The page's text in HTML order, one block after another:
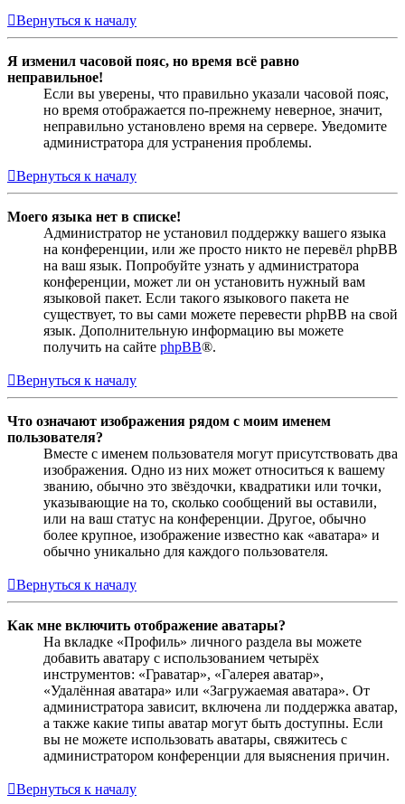
Вернуться к началу
Я изменил часовой пояс, но время всё равно
неправильное!
Если вы уверены, что правильно указали часовой пояс,
но время отображается по-прежнему неверное, значит,
неправильно установлено время на сервере. Уведомите
администратора для устранения проблемы.
Вернуться к началу
Моего языка нет в списке!
Администратор не установил поддержку вашего языка
на конференции, или же просто никто не перевёл phpBB
на ваш язык. Попробуйте узнать у администратора
конференции, может ли он установить нужный вам
языковой пакет. Если такого языкового пакета не
существует, то вы сами можете перевести phpBB на свой
язык. Дополнительную информацию вы можете
получить на сайте phpBB®.
Вернуться к началу
Что означают изображения рядом с моим именем
пользователя?
Вместе с именем пользователя могут присутствовать два
изображения. Одно из них может относиться к вашему
званию, обычно это звёздочки, квадратики или точки,
указывающие на то, сколько сообщений вы оставили,
или на ваш статус на конференции. Другое, обычно
более крупное, изображение известно как «аватара» и
обычно уникально для каждого пользователя.
Вернуться к началу
Как мне включить отображение аватары?
На вкладке «Профиль» личного раздела вы можете
добавить аватару с использованием четырёх
инструментов: «Граватар», «Галерея аватар»,
«Удалённая аватара» или «Загружаемая аватара». От
администратора зависит, включена ли поддержка аватар,
а также какие типы аватар могут быть доступны. Если
вы не можете использовать аватары, свяжитесь с
администратором конференции для выяснения причин.
Вернуться к началу